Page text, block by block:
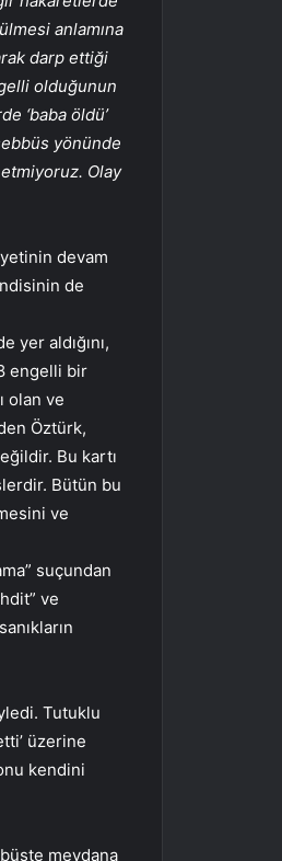
anlamına
darp ettiği
olduğunun
‘baba öldü’
yönünde
Olay
devam
de
yer aldığını,
engelli bir
olan ve
Öztürk,
Bu kartı
Bütün bu
ve
suçundan
ve
Tutuklu
üzerine
kendini
meydana